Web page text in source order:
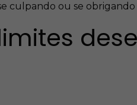
culpando ou se obrigando